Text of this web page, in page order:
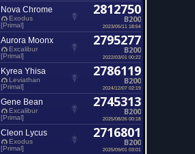
Nova Chrome
Exodus
[Primal]
2812750
B200
2023/05/11 18:54
Aurora Moonx
Excalibur
[Primal]
2795277
B200
2022/03/01 00:22
Kyrea Yhisa
Leviathan
[Primal]
2786119
B200
2024/12/07 02:19
Gene Bean
Excalibur
[Primal]
2745313
B200
2025/08/26 00:18
Cleon Lycus
Exodus
[Primal]
2716801
B200
2025/09/01 03:01